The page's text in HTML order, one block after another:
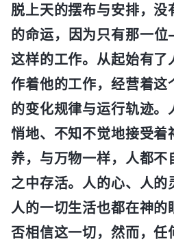
脱上天的摆布与安排，没
的命运，因为只有那一
这样的工作。从起始有了
作着他的工作，经营着这
的变化规律与运行轨迹。
悄地、不知不觉地接受着
养，与万物一样，人都不
之中存活。人的心、人的
人的一切生活也都在神的
否相信这一切，然而，任